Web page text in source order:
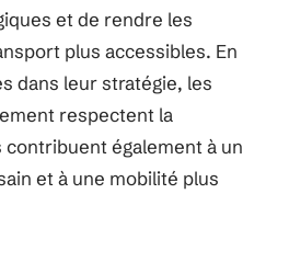
et de rendre les
plus accessibles. En
dans leur stratégie, les
respectent la
contribuent également à un
et à une mobilité plus